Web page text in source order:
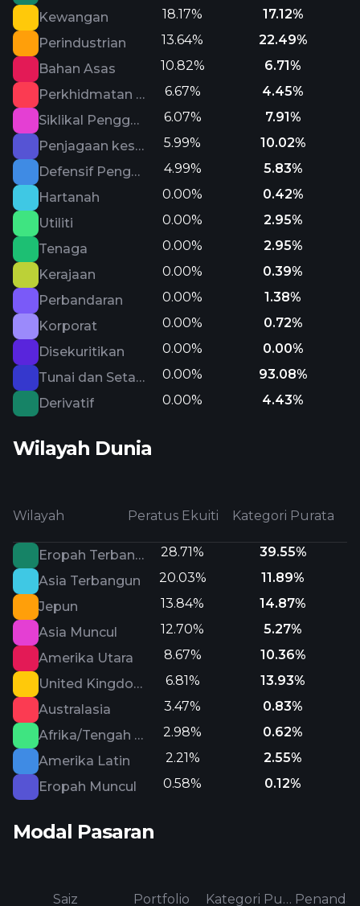
Kewangan
18.17%
17.12%
Perindustrian
13.64%
22.49%
Bahan Asas
10.82%
6.71%
Perkhidmatan Komunikasi
6.67%
4.45%
Siklikal Pengguna
6.07%
7.91%
Penjagaan kesihatan
5.99%
10.02%
Defensif Pengguna
4.99%
5.83%
Hartanah
0.00%
0.42%
Utiliti
0.00%
2.95%
Tenaga
0.00%
2.95%
Kerajaan
0.00%
0.39%
Perbandaran
0.00%
1.38%
Korporat
0.00%
0.72%
Disekuritikan
0.00%
0.00%
Tunai dan Setara
0.00%
93.08%
Derivatif
0.00% 4.43%
Wilayah Dunia
Wilayah Peratus Ekuiti Kategori Purata
Eropah Terbangun 28.71%
39.55%
Asia Terbangun
20.03%
11.89%
Jepun
13.84%
14.87%
Asia Muncul
12.70%
5.27%
Amerika Utara
8.67%
10.36%
United Kingdom
6.81%
13.93%
Australasia
3.47%
0.83%
Afrika/Tengah Timur
2.98%
0.62%
Amerika Latin
2.21%
2.55%
Eropah Muncul
0.58% 0.12%
Modal Pasaran
Saiz Portfolio Kategori Purata Penanda